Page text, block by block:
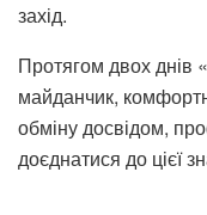
захід.
Протягом двох днів
майданчик,
обміну досвідом,
доєднатися до цієї